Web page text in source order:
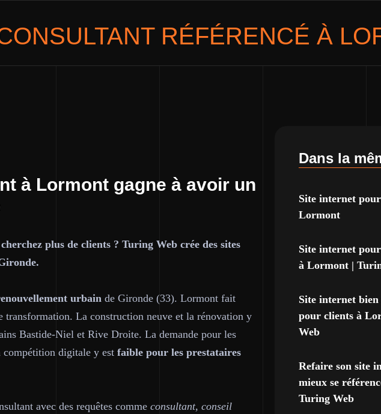
RÉFÉRENCÉ À
à Lormont gagne à avoir un
plus de clients ? Turing Web crée des sites
urbain de Gironde (33). Lormont fait
La construction neuve et la rénovation y
Bastide-Niel et Rive Droite. La demande pour les
compétition digitale y est faible pour les prestataires
avec des requêtes comme consultant, conseil
Dans la
Site internet
Lormont
Site internet
à Lormont |
Site internet bien
pour clients à
Web
Refaire son site
mieux se
Turing Web